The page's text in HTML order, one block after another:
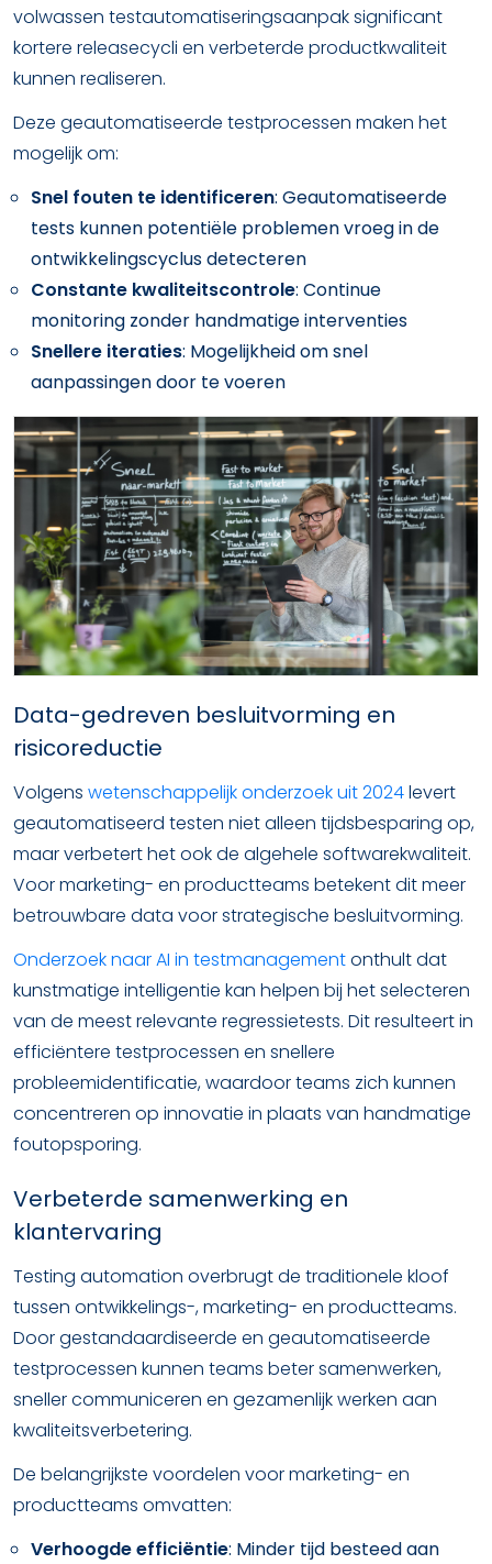
volwassen testautomatiseringsaanpak significant
kortere releasecycli en verbeterde productkwaliteit
kunnen realiseren.
Deze geautomatiseerde testprocessen maken het
mogelijk om:
Snel fouten te identificeren: Geautomatiseerde
tests kunnen potentiële problemen vroeg in de
ontwikkelingscyclus detecteren
Constante kwaliteitscontrole: Continue
monitoring zonder handmatige interventies
Snellere iteraties: Mogelijkheid om snel
aanpassingen door te voeren
Data-gedreven besluitvorming en
risicoreductie
Volgens wetenschappelijk onderzoek uit 2024levert
geautomatiseerd testen niet alleen tijdsbesparing op,
maar verbetert het ook de algehele softwarekwaliteit.
Voor marketing- en productteams betekent dit meer
betrouwbare data voor strategische besluitvorming.
Onderzoek naar AI in testmanagementonthult dat
kunstmatige intelligentie kan helpen bij het selecteren
van de meest relevante regressietests. Dit resulteert in
efficiëntere testprocessen en snellere
probleemidentificatie, waardoor teams zich kunnen
concentreren op innovatie in plaats van handmatige
foutopsporing.
Verbeterde samenwerking en
klantervaring
Testing automation overbrugt de traditionele kloof
tussen ontwikkelings-, marketing- en productteams.
Door gestandaardiseerde en geautomatiseerde
testprocessen kunnen teams beter samenwerken,
sneller communiceren en gezamenlijk werken aan
kwaliteitsverbetering.
De belangrijkste voordelen voor marketing- en
productteams omvatten:
Verhoogde efficiëntie: Minder tijd besteed aan